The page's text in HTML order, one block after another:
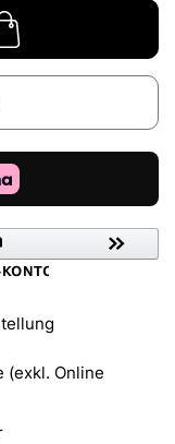
(exkl. Online